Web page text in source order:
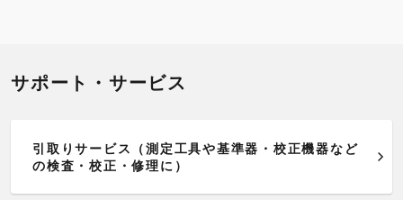
サポート・サービス
引取りサービス（測定工具や基準器・校正機器など
の検査・校正・修理に）